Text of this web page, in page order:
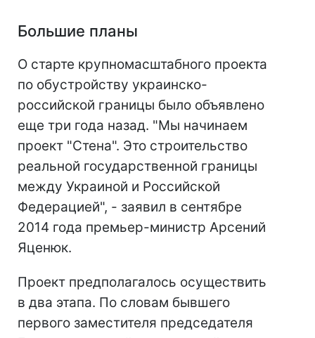
Большие планы
О старте крупномасштабного проекта
по обустройству украинско-
российской границы было объявлено
еще три года назад. "Мы начинаем
проект "Стена". Это строительство
реальной государственной границы
между Украиной и Российской
Федерацией", - заявил в сентябре
2014 года премьер-министр Арсений
Яценюк.
Проект предполагалось осуществить
в два этапа. По словам бывшего
первого заместителя председателя